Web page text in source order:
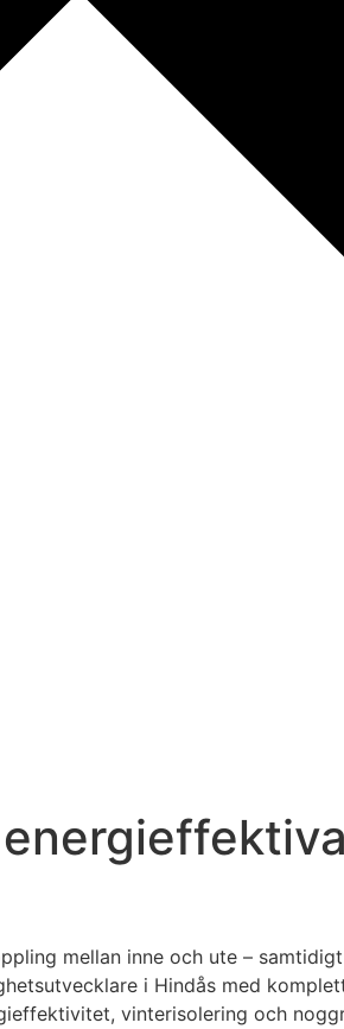
mellan inne och ute –
i Hindås med
vinterisolering och